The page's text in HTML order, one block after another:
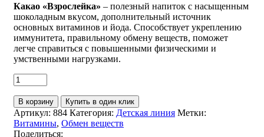
Какао «Взрослейка» – полезный напиток с насыщенным
шоколадным вкусом, дополнительный источник
основных витаминов и йода. Способствует укреплению
иммунитета, правильному обмену веществ, поможет
легче справиться с повышенными физическими и
умственными нагрузками.
В корзину Купить в один клик
Артикул: 884 Категория: Детская линия Метки:
Витамины, Обмен веществ
Поделиться: